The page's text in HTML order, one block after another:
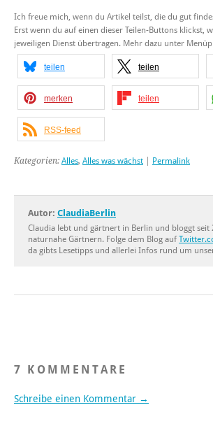
Ich freue mich, wenn du Artikel teilst, die du gut
Erst wenn du auf einen dieser Teilen-Buttons klickst,
jeweiligen Dienst übertragen. Mehr dazu unter
teilen teilen
merken teilen
RSS-feed
Kategorien: Alles, Alles was wächst Permalink
Autor: ClaudiaBerlin
Claudia lebt und gärtnert in Berlin und bloggt
naturnahe Gärtnern. Folge dem Blog auf
da gibts Lesetipps und allerlei Infos rund um
7 KOMMENTARE
Schreibe einen Kommentar →